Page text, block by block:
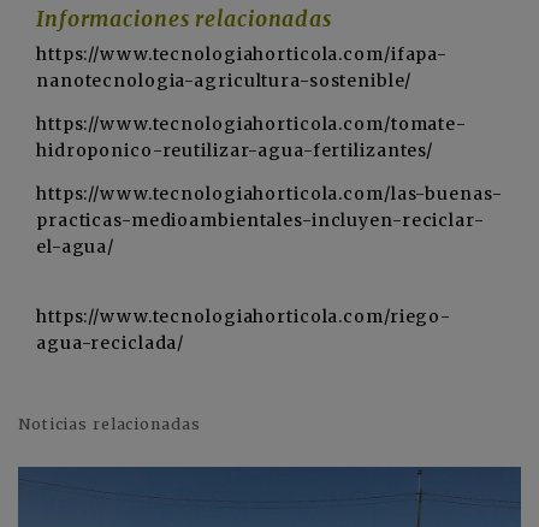
Informaciones relacionadas
https://www.tecnologiahorticola.com/ifapa-
nanotecnologia-agricultura-sostenible/
https://www.tecnologiahorticola.com/tomate-
hidroponico-reutilizar-agua-fertilizantes/
https://www.tecnologiahorticola.com/las-buenas-
practicas-medioambientales-incluyen-reciclar-
el-agua/
https://www.tecnologiahorticola.com/riego-
agua-reciclada/
Noticias relacionadas